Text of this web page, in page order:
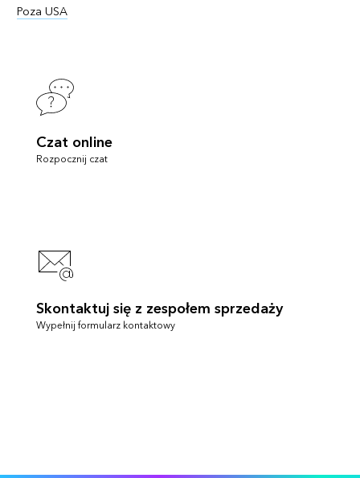
Poza USA
Czat online
Rozpocznij czat
Skontaktuj się z zespołem sprzedaży
Wypełnij formularz kontaktowy